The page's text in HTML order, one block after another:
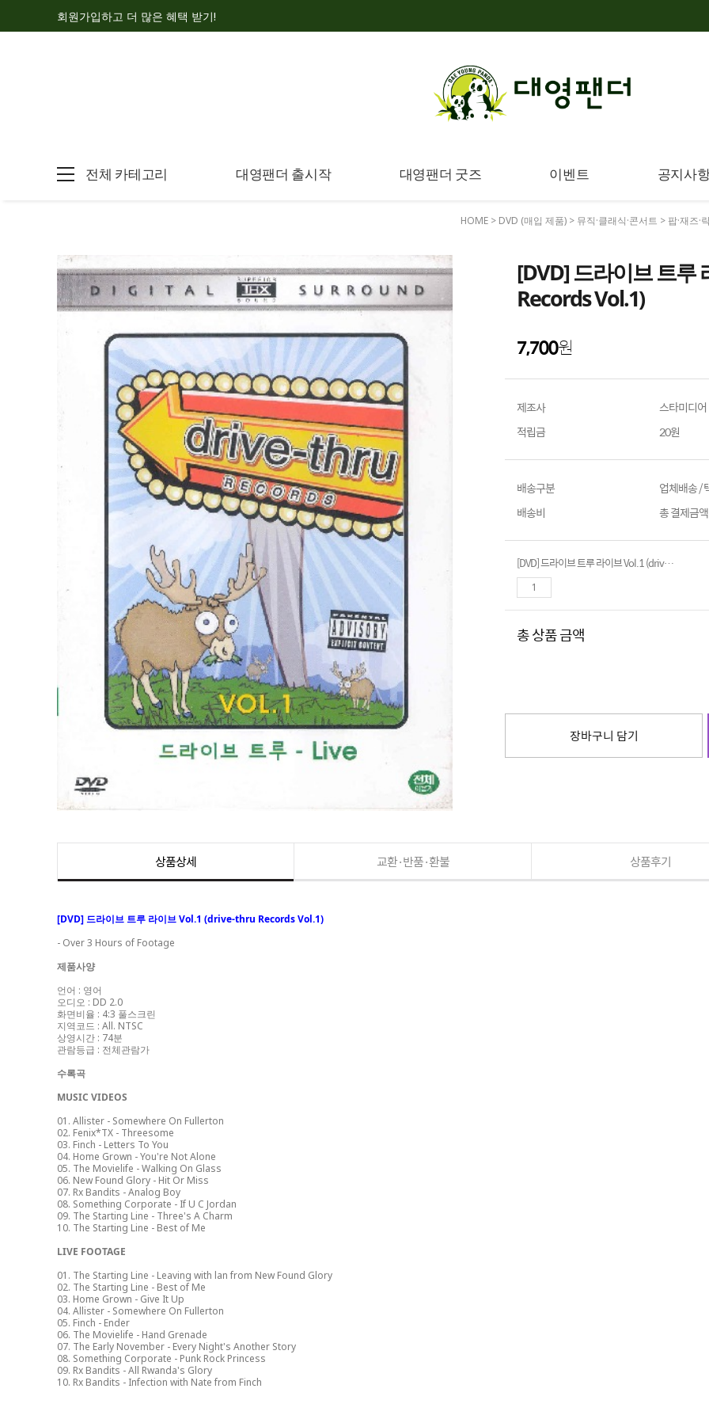
회원가입하고 더 많은 혜택 받기!
전체 카테고리 대영팬더 출시작 대영팬더 굿즈 이벤트 공지사
HOME > DVD (매입 제품) > 뮤직·클래식·콘서트 > 팝·재즈·
[DVD] 드라이브 트루
Records Vol.1)
7,700원
제조사
스타미디어
적립금
20원
배송구분
업체배송 /
배송비
총 결제금
[DVD] 드라이브 트루 라이브 Vol.1 (drive-thru Records Vol.1)
총 상품 금액
장바구니 담기
상품상세 교환·반품·환불 상품후기
[DVD] 드라이브 트루 라이브 Vol.1 (drive-thru Records Vol.1)
- Over 3 Hours of Footage
제품사양
언어 : 영어
오디오 : DD 2.0
화면비율 : 4:3 풀스크린
지역코드 : All. NTSC
상영시간 : 74분
관람등급 : 전체관람가
수록곡
MUSIC VIDEOS
01. Allister - Somewhere On Fullerton
02. Fenix*TX - Threesome
03. Finch - Letters To You
04. Home Grown - You're Not Alone
05. The Movielife - Walking On Glass
06. New Found Glory - Hit Or Miss
07. Rx Bandits - Analog Boy
08. Something Corporate - If U C Jordan
09. The Starting Line - Three's A Charm
10. The Starting Line - Best of Me
LIVE FOOTAGE
01. The Starting Line - Leaving with lan from New Found Glory
02. The Starting Line - Best of Me
03. Home Grown - Give It Up
04. Allister - Somewhere On Fullerton
05. Finch - Ender
06. The Movielife - Hand Grenade
07. The Early November - Every Night's Another Story
08. Something Corporate - Punk Rock Princess
09. Rx Bandits - All Rwanda's Glory
10. Rx Bandits - Infection with Nate from Finch